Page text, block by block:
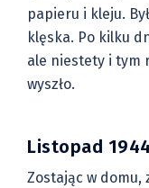
papieru i kleju.
klęska. Po kilku
ale niestety i tym
wyszło.
Listopad 1944
Zostając w domu,